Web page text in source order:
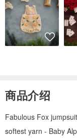
商品介绍
Fabulous Fox
softest yarn - Baby